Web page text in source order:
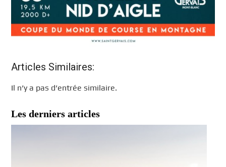
Articles Similaires:
Il n’y a pas d’entrée similaire.
Les derniers articles